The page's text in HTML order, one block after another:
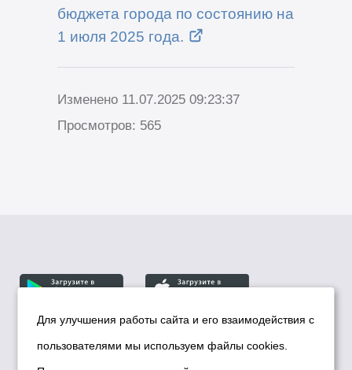
бюджета города по состоянию на
1 июля 2025 года.
Изменено 11.07.2025 09:23:37
Просмотров: 565
© Департамент информационной политики мэрии
города Новосибирска, 2026
Для улучшения работы сайта и его взаимодействия с
пользователями мы используем файлы cookies.